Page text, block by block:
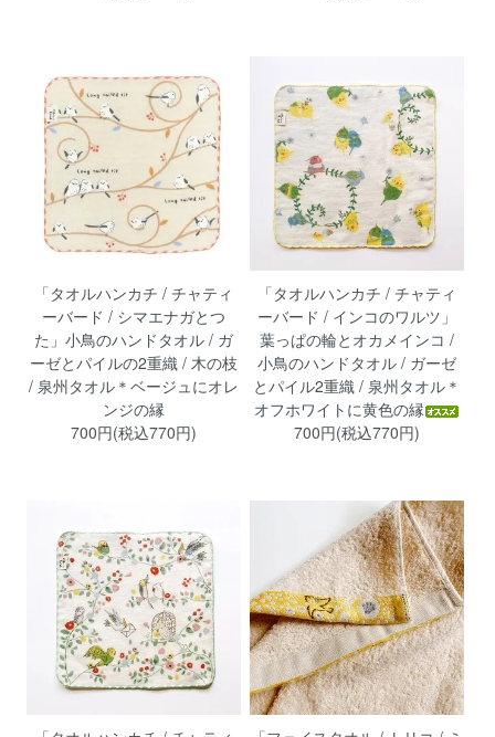
「タオルハンカチ / チャティ
ーバード / シマエナガとつ
た」小鳥のハンドタオル / ガ
ーゼとパイルの2重織 / 木の枝
/ 泉州タオル＊ベージュにオレ
ンジの縁
700円(税込770円)
「タオルハンカチ / チャティ
ーバード / インコのワルツ」
葉っぱの輪とオカメインコ /
小鳥のハンドタオル / ガーゼ
とパイル2重織 / 泉州タオル＊
オフホワイトに黄色の縁
700円(税込770円)